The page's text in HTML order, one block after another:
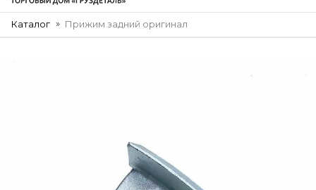
Каталог Прижим задний оригинал